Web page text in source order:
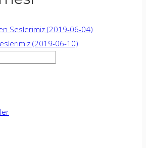
Seslerimiz (2019-06-04)
(2019-06-10)